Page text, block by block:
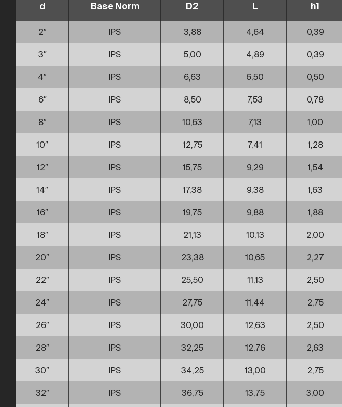
d Base Norm D2 L h1
2″ IPS 3,88 4,64 0,39
3″ IPS 5,00 4,89 0,39
4″ IPS 6,63 6,50 0,50
6″ IPS 8,50 7,53 0,78
8″ IPS 10,63 7,13 1,00
10″ IPS 12,75 7,41 1,28
12″ IPS 15,75 9,29 1,54
14″ IPS 17,38 9,38 1,63
16″ IPS 19,75 9,88 1,88
18″ IPS 21,13 10,13 2,00
20″ IPS 23,38 10,65 2,27
22″ IPS 25,50 11,13 2,50
24″ IPS 27,75 11,44 2,75
26″ IPS 30,00 12,63 2,50
28″ IPS 32,25 12,76 2,63
30″ IPS 34,25 13,00 2,75
32″ IPS 36,75 13,75 3,00